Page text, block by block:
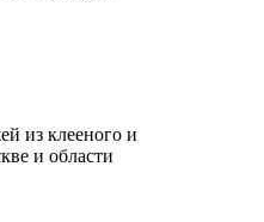
из клееного и
и области